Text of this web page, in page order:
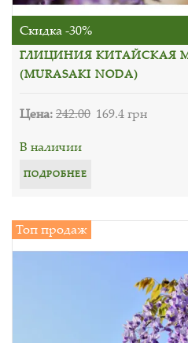
Скидка -30%
ГЛИЦИНИЯ КИТАЙСКАЯ
(MURASAKI NODA)
Цена:242.00 169.4 грн
В наличии
ПОДРОБНЕЕ
Топ продаж